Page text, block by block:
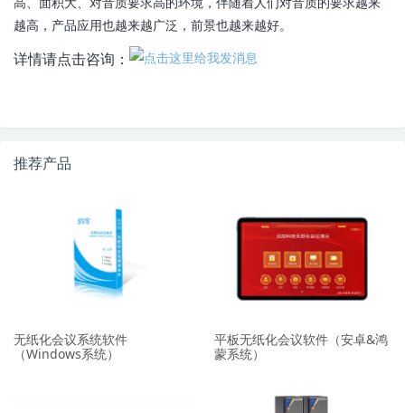
越高，产品应用也越来越广泛，前景也越来越好。
详情请点击咨询：
推荐产品
无纸化会议系统软件
（Windows系统）
平板无纸化会议软件（安卓&鸿
蒙系统）